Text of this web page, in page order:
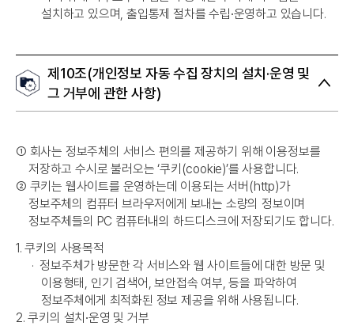
설치하고 있으며, 출입통제 절차를 수립∙운영하고 있습니다.
제10조(개인정보 자동 수집 장치의 설치·운영 및
그 거부에 관한 사항)
➀ 회사는 정보주체의 서비스 편의를 제공하기 위해 이용정보를
저장하고 수시로 불러오는 ‘쿠키(cookie)’를 사용합니다.
➁ 쿠키는 웹사이트를 운영하는데 이용되는 서버(http)가
정보주체의 컴퓨터 브라우저에게 보내는 소량의 정보이며
정보주체들의 PC 컴퓨터내의 하드디스크에 저장되기도 합니다.
1. 쿠키의 사용목적
· 정보주체가 방문한 각 서비스와 웹 사이트들에 대한 방문 및
이용형태, 인기 검색어, 보안접속 여부, 등을 파악하여
정보주체에게 최적화된 정보 제공을 위해 사용됩니다.
2. 쿠키의 설치∙운영 및 거부